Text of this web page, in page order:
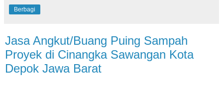
Berbagi
Jasa Angkut/Buang Puing Sampah
Proyek di Cinangka Sawangan Kota
Depok Jawa Barat